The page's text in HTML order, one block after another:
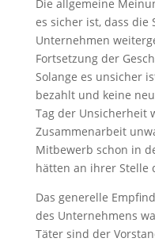
Die allgemeine
es sicher ist, dass die
Unternehmen
Fortsetzung der
Solange es unsicher
bezahlt und keine
Tag der Unsicherheit
Zusammenarbeit
Mitbewerb schon in
hätten an ihrer Stelle
Das generelle
des Unternehmens
Täter sind der